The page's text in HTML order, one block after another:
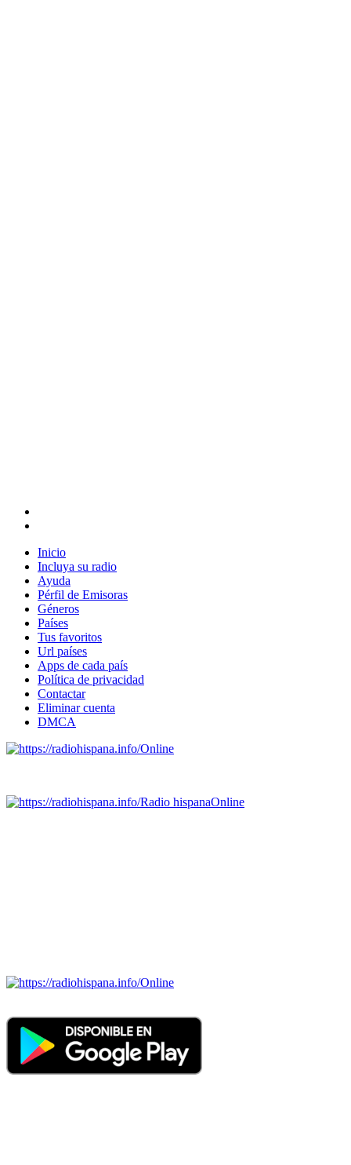
Inicio
Incluya su radio
Ayuda
Pérfil de Emisoras
Géneros
Países
Tus favoritos
Url países
Apps de cada país
Política de privacidad
Contactar
Eliminar cuenta
DMCA
Online
Radio hispanaOnline
Online